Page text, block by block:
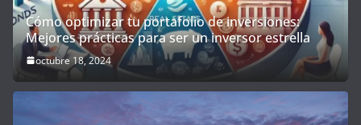
Cómo optimizar tu portafolio de inversiones:
Mejores prácticas para ser un inversor estrella
octubre 18, 2024